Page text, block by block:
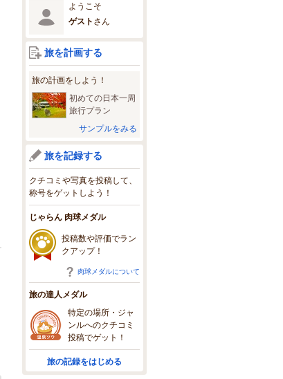
ようこそ
ゲスト さん
旅を計画する
旅の計画をしよう！
初めての日本一周
旅行プラン
サンプルをみる
旅を記録する
クチコミや写真を投稿して、
称号をゲットしよう！
じゃらん 肉球メダル
投稿数や評価でラン
クアップ！
肉球メダルについて
旅の達人メダル
特定の場所・ジャ
ンルへのクチコミ
投稿でゲット！
旅の記録をはじめる